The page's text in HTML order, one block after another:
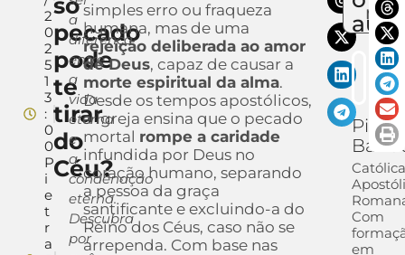
2
0
2
5
1
3
:
0
0
P
i
e
t
r
a
pecado
pode
te
tirar
do
Céu?
a
diferença
entre
a
vida
eterna
e
a
condenação
eterna.
Descubra
por
simples erro ou fraqueza
humana, mas de uma
rejeição deliberada ao amor
de Deus, capaz de causar a
morte espiritual da alma.
Desde os tempos apostólicos,
a Igreja ensina que o pecado
mortal rompe a caridade
infundida por Deus no
coração humano, separando
a pessoa da graça
santificante e excluindo-a do
Reino dos Céus, caso não se
arrependa. Com base nas
Pietra
Católica
Com
em